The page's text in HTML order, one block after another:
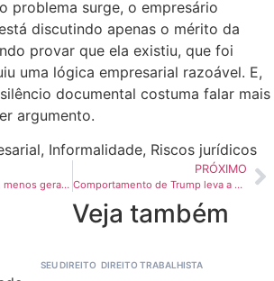
problema surge, o empresário
discutindo apenas o mérito da
provar que ela existiu, que foi
uma lógica empresarial razoável. E,
documental costuma falar mais
argumento.
, Informalidade, Riscos jurídicos
Ceará é o estado que menos gera receita para companhias de telefonia móvel na média por usuário
PRÓXIMO
Comportamento de Trump leva a debate constitucional sobre aplicação da 25ª Emenda no EUA
Veja também
SEU DIREITO DIREITO TRABALHISTA